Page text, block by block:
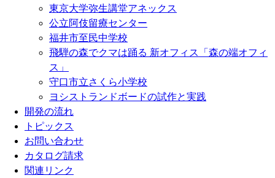
東京大学弥生講堂アネックス
公立阿伎留療センター
福井市至民中学校
飛騨の森でクマは踊る 新オフィス「森の端オフィ
ス」
守口市立さくら小学校
ヨシストランドボードの試作と実践
開発の流れ
トピックス
お問い合わせ
カタログ請求
関連リンク